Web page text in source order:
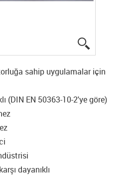
sahip uygulamalar için
(DIN EN 50363-10-2'ye göre)
dayanıklı